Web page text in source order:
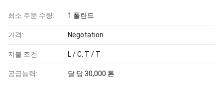
최소 주문 수량: 1 폴란드
가격: Negotation
지불 조건: L / C, T / T
공급능력: 달 당 30,000 톤